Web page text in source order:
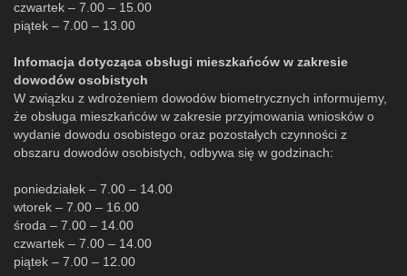
czwartek – 7.00 – 15.00
piątek – 7.00 – 13.00
Infomacja dotycząca obsługi mieszkańców w zakresie
dowodów osobistych
W związku z wdrożeniem dowodów biometrycznych informujemy,
że obsługa mieszkańców w zakresie przyjmowania wniosków o
wydanie dowodu osobistego oraz pozostałych czynności z
obszaru dowodów osobistych, odbywa się w godzinach:
poniedziałek – 7.00 – 14.00
wtorek – 7.00 – 16.00
środa – 7.00 – 14.00
czwartek – 7.00 – 14.00
piątek – 7.00 – 12.00